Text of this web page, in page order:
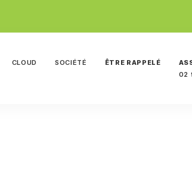
CLOUD SOCIÉTÉ ÊTRE RAPPELÉ
02